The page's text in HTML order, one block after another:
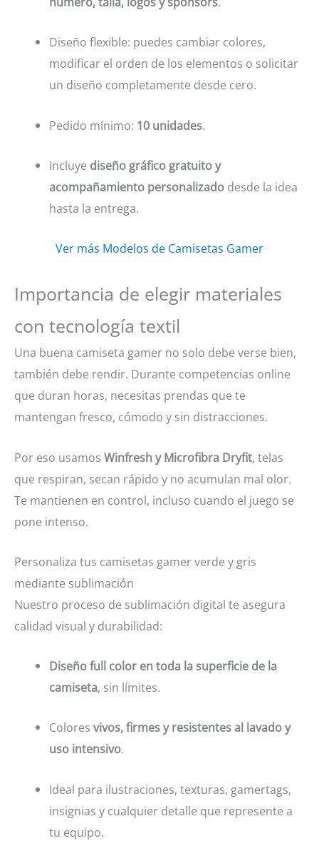
Diseño flexible: puedes cambiar colores,
modificar el orden de los elementos o solicitar
un diseño completamente desde cero.
Pedido mínimo: 10 unidades.
Incluye diseño gráfico gratuito y
acompañamiento personalizado desde la idea
hasta la entrega.
Ver más Modelos de Camisetas Gamer
Importancia de elegir materiales
con tecnología textil
Una buena camiseta gamer no solo debe verse bien,
también debe rendir. Durante competencias online
que duran horas, necesitas prendas que te
mantengan fresco, cómodo y sin distracciones.
Por eso usamos Winfresh y Microfibra Dryfit, telas
que respiran, secan rápido y no acumulan mal olor.
Te mantienen en control, incluso cuando el juego se
pone intenso.
Personaliza tus camisetas gamer verde y gris
mediante sublimación
Nuestro proceso de sublimación digital te asegura
calidad visual y durabilidad:
Diseño full color en toda la superficie de la
camiseta, sin límites.
Coloresvivos, firmes y resistentes al lavado y
uso intensivo.
Ideal para ilustraciones, texturas, gamertags,
insignias y cualquier detalle que represente a
tu equipo.